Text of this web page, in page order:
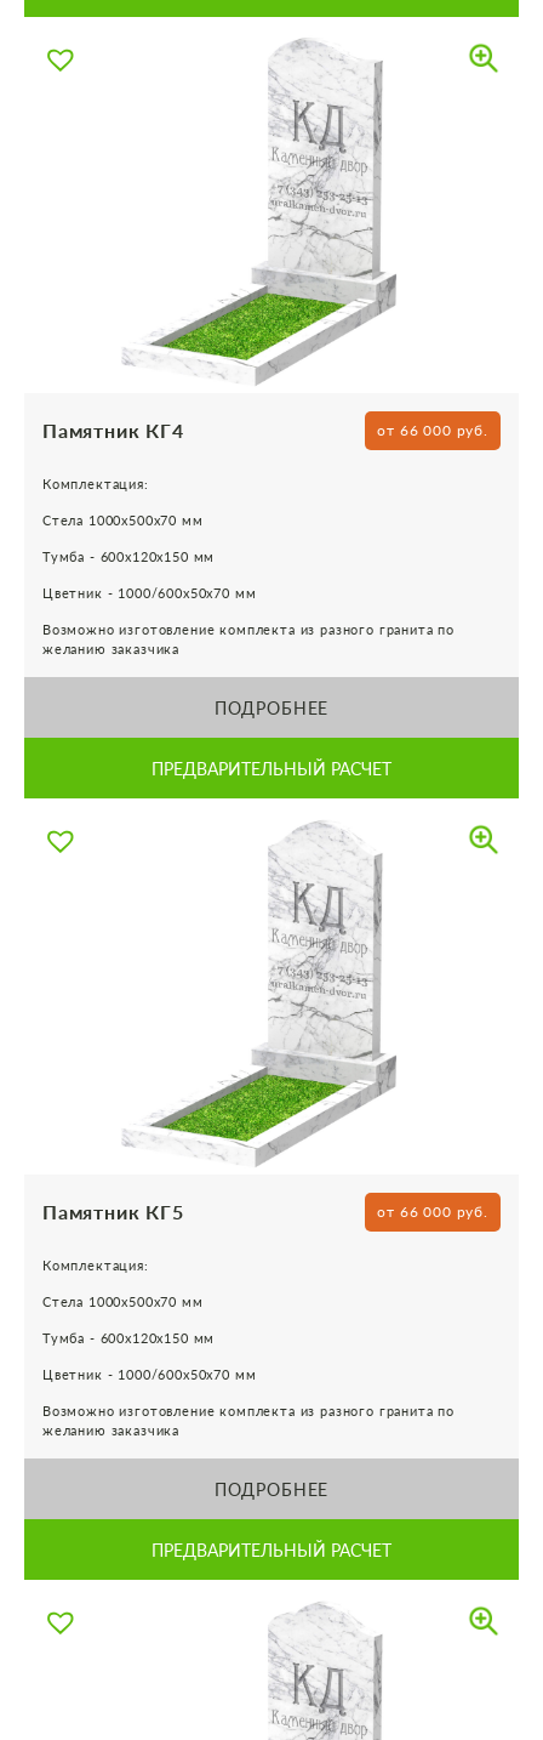
Памятник КГ4 от 66 000 руб.
Комплектация:
Стела 1000х500х70 мм
Тумба - 600х120х150 мм
Цветник - 1000/600х50х70 мм
Возможно изготовление комплекта из разного гранита по
желанию заказчика
ПОДРОБНЕЕ
ПРЕДВАРИТЕЛЬНЫЙ РАСЧЕТ
Памятник КГ5 от 66 000 руб.
Комплектация:
Стела 1000х500х70 мм
Тумба - 600х120х150 мм
Цветник - 1000/600х50х70 мм
Возможно изготовление комплекта из разного гранита по
желанию заказчика
ПОДРОБНЕЕ
ПРЕДВАРИТЕЛЬНЫЙ РАСЧЕТ